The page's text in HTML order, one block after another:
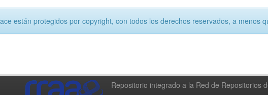
están protegidos por copyright, con todos los derechos reservados, a menos
Repositorio integrado a la Red de Repositorios